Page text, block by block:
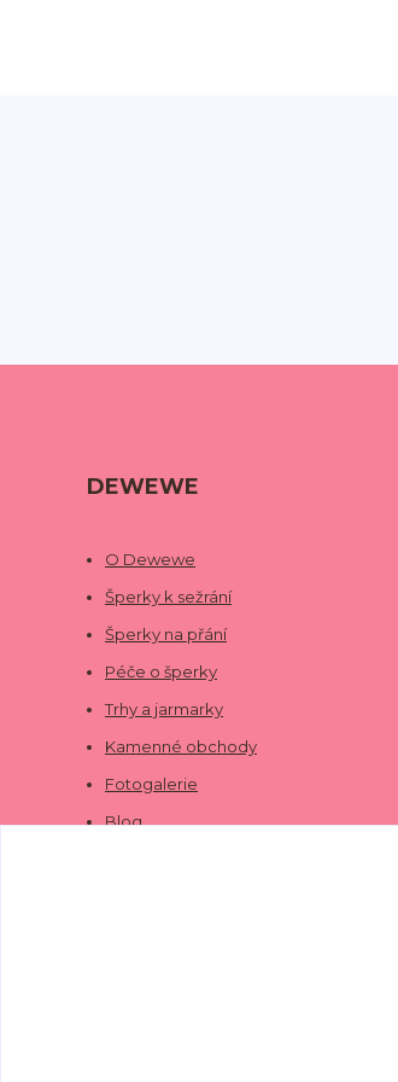
DEWEWE
O Dewewe
Šperky k sežrání
Šperky na přání
Péče o šperky
Trhy a jarmarky
Kamenné obchody
Fotogalerie
Blog